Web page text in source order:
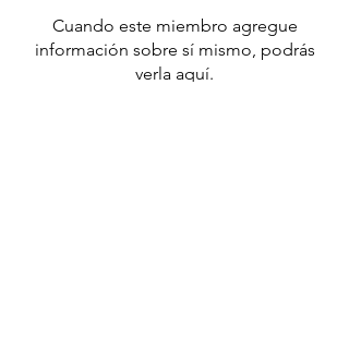
Cuando este miembro agregue
información sobre sí mismo, podrás
verla aquí.